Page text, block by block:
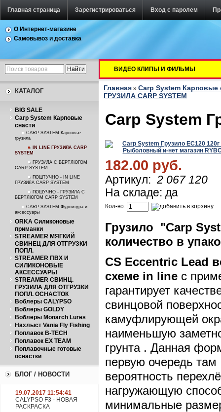
Главная страница Зарегистрироваться Вход с паролем
О Интернет-магазине
Самовывоз и доставка
КАТАЛОГ
BIG SALE
Carp System Карповые
снасти
CARP SYSTEM Карповые
грузила
IN LINE ГРУЗИЛА CARP
SYSTEM
ГРУЗИЛА С ВЕРТЛЮГОМ
CARP SYSTEM
ПОШТУЧНО - IN LINE
ГРУЗИЛА CARP SYSTEM
ПОШУЧНО - ГРУЗИЛА С
ВЕРТЛЮГОМ CARP SYSTEM
CARP SYSTEM Фурнитура и
аксессуары
ORKA Силиконовые
приманки
STREAMER МЯГКИЙ
СВИНЕЦ ДЛЯ ОТГРУЗКИ
ПОПЛ.
STREAMER ПВХ И
СИЛИКОНОВЫЕ
АКСЕССУАРЫ
STREAMER СВИНЦ.
ГРУЗИЛА ДЛЯ ОТГРУЗКИ
ПОПЛ. ОСНАСТОК
Воблеры CALYPSO
Воблеры GOLDY
Воблеры Monarch Lures
Нахлыст Vania Fly Fishing
Поплавок B-TECH
Поплавок EX TEAM
Поплавочные готовые
оснастки
БЛОГ / НОВОСТИ
19.07.2017 11:54:41
CALYPSO F3 - НОВАЯ
РАСКРАСКА
ВИДЕО КЛИПЫ И ФИЛЬМЫ
Главная » Carp System Карповые
ГРУЗИЛА CARP SYSTEM
Carp System
182.00 руб.
Артикул: 2 067 120
На складе: да
Кол-во:
Грузило "Carp
количество в
CS Eccentric Lead
схеме in line с
гарантирует
свинцовой
камуфлирующей
наименьшую
грунта . Данная
первую очередь
вероятность
нагружающую
минимальные